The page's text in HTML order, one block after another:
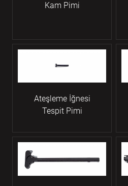
Kam Pimi
Ateşleme İğnesi
Tespit Pimi